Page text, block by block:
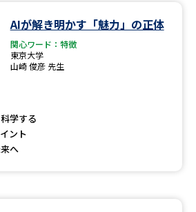
認定
徴を調べる
AIが解き明かす「魅力」の正体
関心ワード：特徴
東京大学
山崎 俊彦 先生
学する
ント
へ